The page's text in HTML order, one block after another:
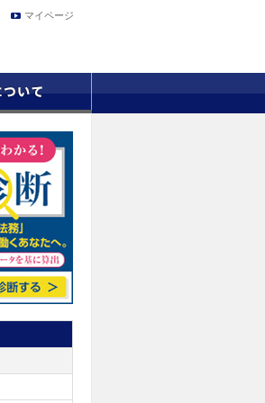
マイページ